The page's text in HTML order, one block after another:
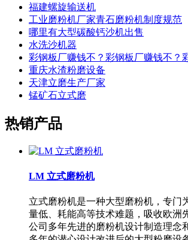
福建螺旋输送机
工业磨粉机厂家青石磨粉机制度规范
哪里有大型碳酸钙沙机出售
水洗沙机器
彩钢板厂赚钱不？彩钢板厂赚钱不？
重庆水渣粉磨设备
天津立磨生产厂家
锰矿石立式磨
热销产品
LM 立式磨粉机
立式磨粉机是一种大型磨粉机，专门
量低、耗能高等技术难题，吸收欧洲
公司多年先进的磨粉机设计制造理念